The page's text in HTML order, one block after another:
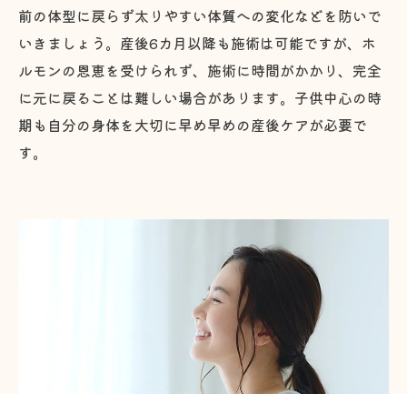
前の体型に戻らず太りやすい体質への変化などを防いで
いきましょう。産後6カ月以降も施術は可能ですが、ホ
ルモンの恩恵を受けられず、施術に時間がかかり、完全
に元に戻ることは難しい場合があります。子供中心の時
期も自分の身体を大切に早め早めの産後ケアが必要で
す。